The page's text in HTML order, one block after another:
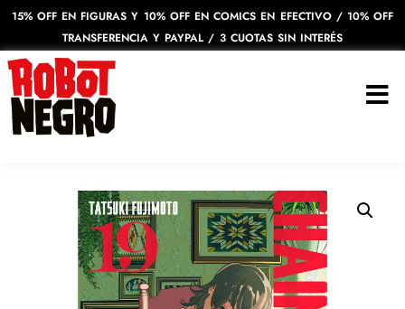
15% OFF EN FIGURAS Y 10% OFF EN COMICS EN EFECTIVO / 10% OFF
TRANSFERENCIA Y PAYPAL / 3 CUOTAS SIN INTERÉS